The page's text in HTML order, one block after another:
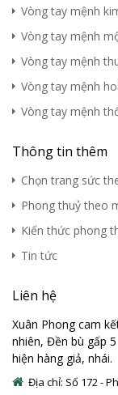
Vòng tay mệnh
Vòng tay mệnh
Vòng tay mệnh
Vòng tay mệnh
Vòng tay mệnh
Thông tin thêm
Chọn trang sức
Phong thuỷ theo
Kiến thức phong
Tin tức
Liên hệ
Xuân Phong cam
nhiên, Đền bù gấp
hiện hàng giả, nhái.
Địa chỉ: Số 172 -